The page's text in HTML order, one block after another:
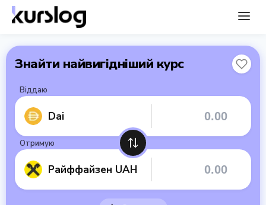
Знайти найвигідніший курс
Віддаю
Dai
Отримую
Райффайзен UAH